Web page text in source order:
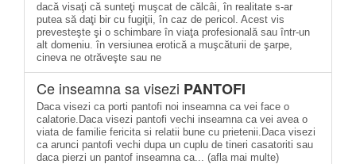
dacă visaţi că sunteţi muşcat de călcâi, în realitate s-ar
putea să daţi bir cu fugiţii, în caz de pericol. Acest vis
prevesteşte şi o schimbare în viaţa profesională sau într-un
alt domeniu. în versiunea erotică a muşcăturii de şarpe,
cineva ne otrăveşte sau ne
Ce inseamna sa visezi PANTOFI
Daca visezi ca porti pantofi noi inseamna ca vei face o
calatorie.Daca visezi pantofi vechi inseamna ca vei avea o
viata de familie fericita si relatii bune cu prietenii.Daca visezi
ca arunci pantofi vechi dupa un cuplu de tineri casatoriti sau
daca pierzi un pantof inseamna ca... (afla mai multe)